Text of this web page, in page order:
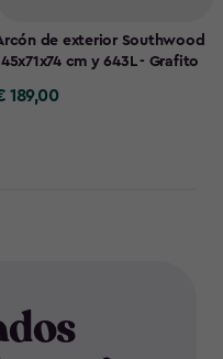
de exterior Southwood
cm y 643L - Grafito
189,00